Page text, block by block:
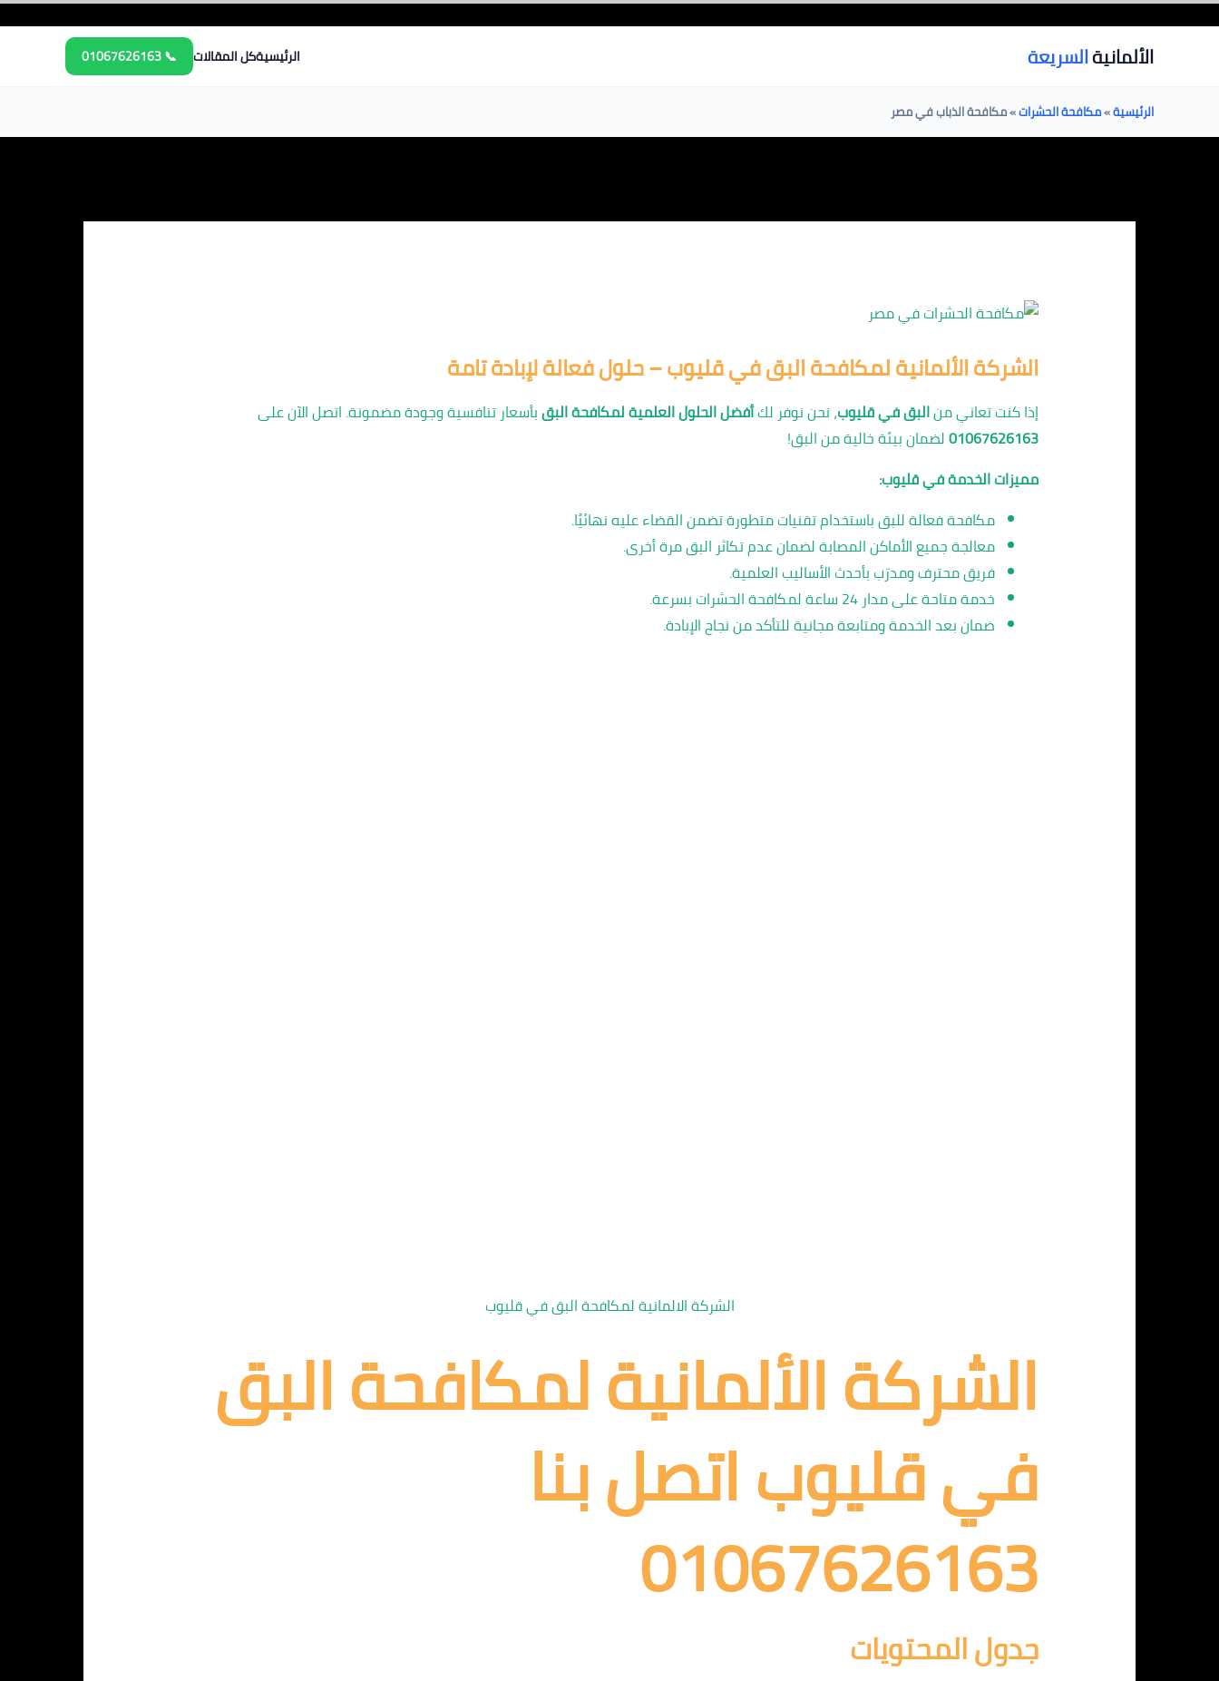
تخطي
الألمانيةالسريعة الرئيسيةكل المقالات 📞 01067626163
الرئيسية»مكافحة الحشرات»مكافحة الذباب في مصر
الشركة الألمانية لمكافحة البق في قليوب – حلول فعالة لإبادة تامة
إذا كنت تعاني منالبق في قليوب، نحن نوفر لكأفضل الحلول العلمية لمكافحة البقبأسعار تنافسية وجودة مضمونة. اتصل الآن على
01067626163لضمان بيئة خالية من البق!
مميزات الخدمة في قليوب:
مكافحة فعالة للبق باستخدام تقنيات متطورة تضمن القضاء عليه نهائيًا.
معالجة جميع الأماكن المصابة لضمان عدم تكاثر البق مرة أخرى.
فريق محترف ومدرّب بأحدث الأساليب العلمية.
خدمة متاحة على مدار 24 ساعة لمكافحة الحشرات بسرعة.
ضمان بعد الخدمة ومتابعة مجانية للتأكد من نجاح الإبادة.
الشركة الالمانية لمكافحة البق في قليوب
الشركة الألمانية لمكافحة البق
في قليوب اتصل بنا
01067626163
جدول المحتويات